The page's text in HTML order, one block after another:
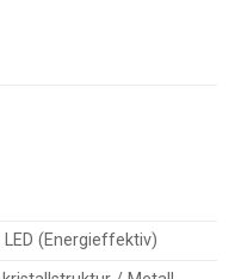
LED (Energieffektiv)